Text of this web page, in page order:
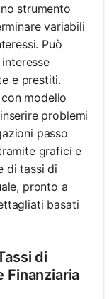
strumento
variabili
Può
e prestiti.
modello
problemi
passo
grafici e
di tassi di
pronto a
basati
di
Finanziaria